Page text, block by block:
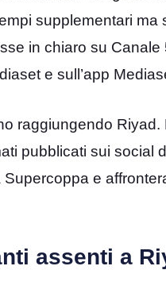
supplementari
in chiaro su
e sull’app
raggiungendo
pubblicati sui social
e
assenti a